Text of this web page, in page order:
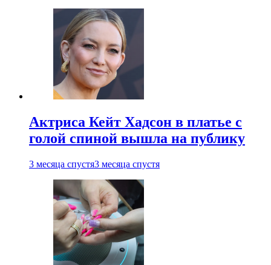
Актриса Кейт Хадсон в платье с
голой спиной вышла на публику
3 месяца спустя3 месяца спустя